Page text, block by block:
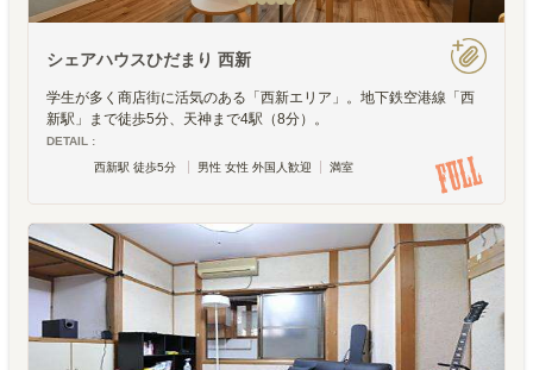
シェアハウスひだまり 西新
学生が多く商店街に活気のある「西新エリア」。地下鉄空港線「西
新駅」まで徒歩5分、天神まで4駅（8分）。
DETAIL :
西新駅 徒歩5分
男性 女性 外国人歓迎 満室